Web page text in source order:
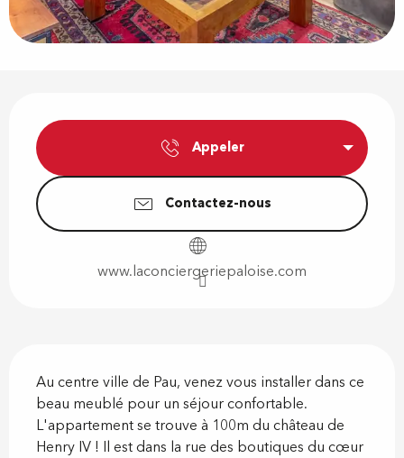
Appeler
Contactez-nous
www.laconciergeriepaloise.com
Au centre ville de Pau, venez vous installer dans ce
beau meublé pour un séjour confortable.
L'appartement se trouve à 100m du château de
Henry IV ! Il est dans la rue des boutiques du cœur